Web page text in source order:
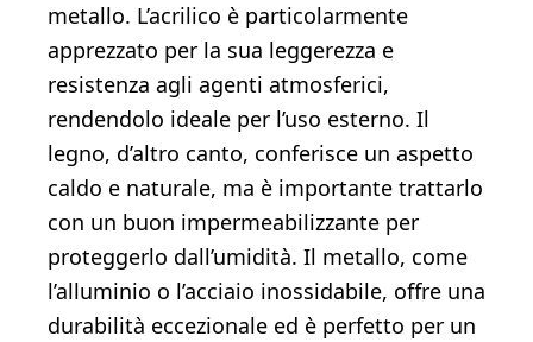
metallo. L’acrilico è particolarmente
apprezzato per la sua leggerezza e
resistenza agli agenti atmosferici,
rendendolo ideale per l’uso esterno. Il
legno, d’altro canto, conferisce un aspetto
caldo e naturale, ma è importante trattarlo
con un buon impermeabilizzante per
proteggerlo dall’umidità. Il metallo, come
l’alluminio o l’acciaio inossidabile, offre una
durabilità eccezionale ed è perfetto per un